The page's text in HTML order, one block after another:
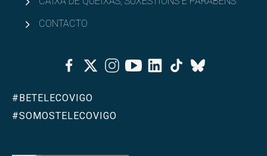
CONTACTO
FacebookTwitterInstagramYoutubeLinkedinTiktok
Bluesky
#BETELECOVIGO
#SOMOSTELECOVIGO